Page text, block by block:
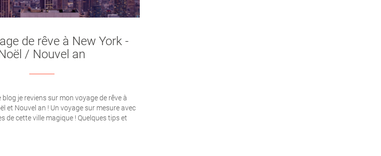
de rêve à New York -
/ Nouvel an
blog je reviens sur mon voyage de rêve à
et Nouvel an ! Un voyage sur mesure avec
de cette ville magique ! Quelques tips et